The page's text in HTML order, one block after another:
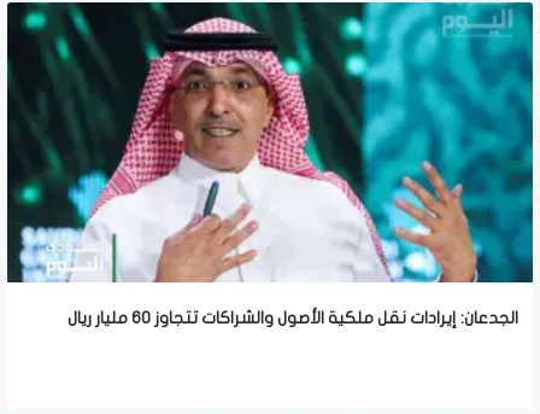
الجدعان: إيرادات نقل ملكية الأصول والشراكات تتجاوز 60 مليار ريال